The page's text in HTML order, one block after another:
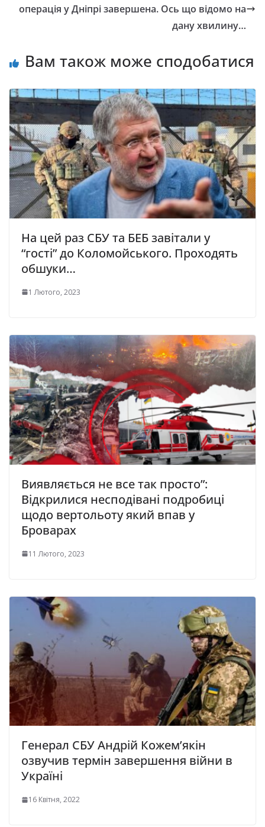
операція у Дніпрі завершена. Ось що відомо на
дану хвилину…
Вам також може сподобатися
На цей раз СБУ та БЕБ завітали у
“гості” до Коломойського. Проходять
обшуки…
1 Лютого, 2023
Виявляється не все так просто”:
Відкрилися несподівані подробиці
щодо вертольоту який впав у
Броварaх
11 Лютого, 2023
Генерал СБУ Андрій Кожем’якін
озвучив термін завершення війни в
Україні
16 Квітня, 2022